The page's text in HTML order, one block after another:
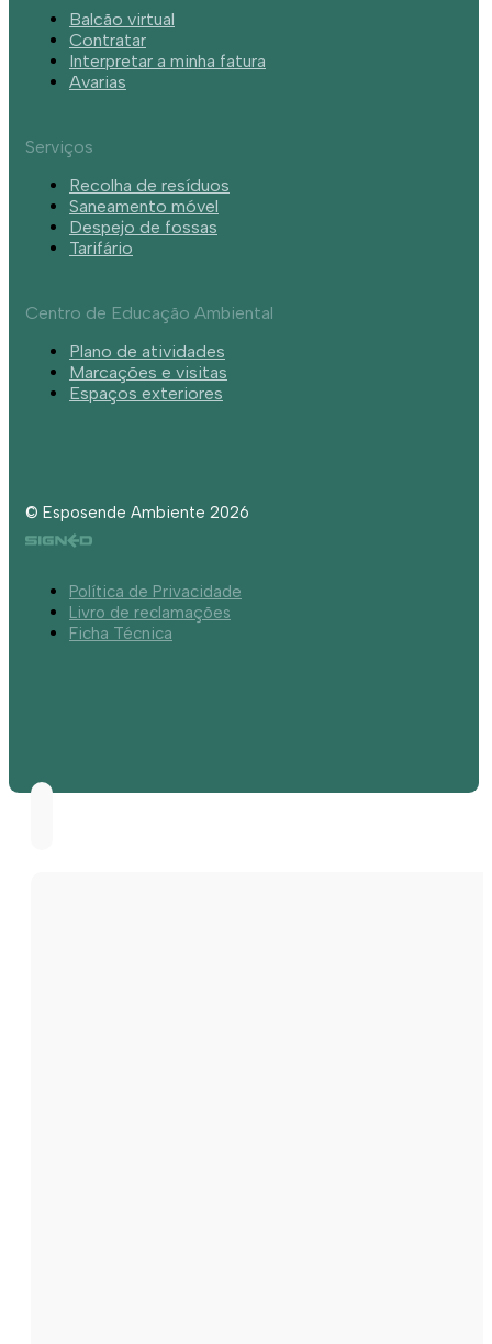
Balcão virtual
Contratar
Interpretar a minha fatura
Avarias
Serviços
Recolha de resíduos
Saneamento móvel
Despejo de fossas
Tarifário
Centro de Educação Ambiental
Plano de atividades
Marcações e visitas
Espaços exteriores
© Esposende Ambiente 2026
Política de Privacidade
Livro de reclamações
Ficha Técnica